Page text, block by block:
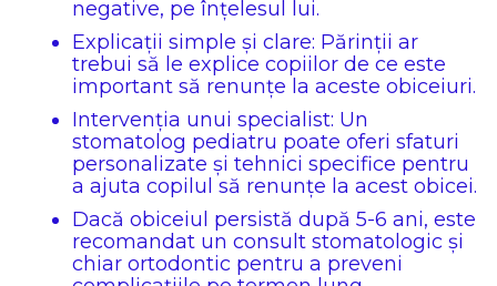
negative, pe înțelesul lui.
Explicații simple și clare: Părinții ar
trebui să le explice copiilor de ce este
important să renunțe la aceste obiceiuri.
Intervenția unui specialist: Un
stomatolog pediatru poate oferi sfaturi
personalizate și tehnici specifice pentru
a ajuta copilul să renunțe la acest obicei.
Dacă obiceiul persistă după 5-6 ani, este
recomandat un consult stomatologic și
chiar ortodontic pentru a preveni